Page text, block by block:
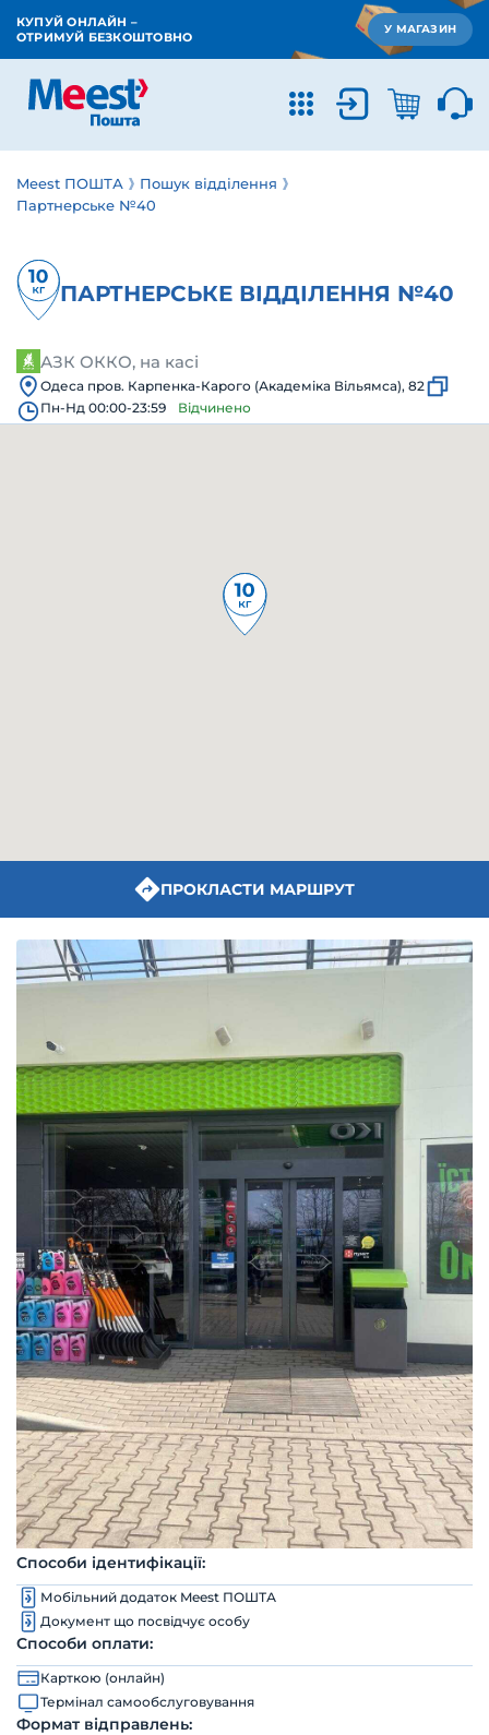
КУПУЙ ОНЛАЙН –
ОТРИМУЙ БЕЗКОШТОВНО
У МАГАЗИН
Meest ПОШТА
Пошук відділення
Партнерське №40
ПАРТНЕРСЬКЕ ВІДДІЛЕННЯ №40
АЗК ОККО, на касі
Одеса пров. Карпенка-Карого (Академіка Вільямса), 82
Пн-Нд 00:00-23:59
Відчинено
ПРОКЛАСТИ МАРШРУТ
Способи ідентифікації:
Мобільний додаток Meest ПОШТА
Документ що посвідчує особу
Способи оплати:
Карткою (онлайн)
Термінал самообслуговування
Формат відправлень: